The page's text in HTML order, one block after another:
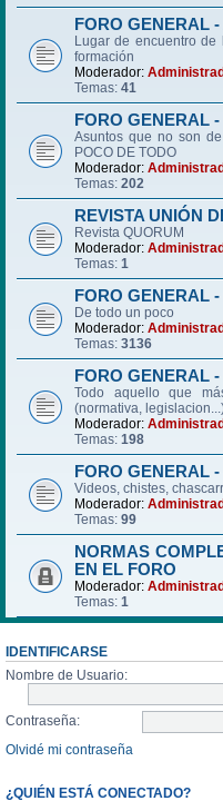
FORO GENERAL
Lugar de encuentro de
formación
Moderador:
Temas: 41
FORO GENERAL
Asuntos que no son
POCO DE TODO
Moderador:
Temas: 202
REVISTA UNIÓN
Revista QUORUM
Moderador:
Temas: 1
FORO GENERAL
De todo un poco
Moderador:
Temas: 3136
FORO GENERAL
Todo aquello que
(normativa,
Moderador:
Temas: 198
FORO GENERAL
Videos, chistes,
Moderador:
Temas: 99
NORMAS
EN EL FORO
Moderador:
Temas: 1
IDENTIFICARSE
Nombre de Usuario:
Contraseña:
Olvidé mi contraseña
¿QUIÉN ESTÁ CONECTADO?